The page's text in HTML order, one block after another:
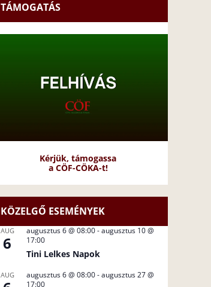
TÁMOGATÁS
Kérjük, támogassa
a CÖF-CÖKA-t!
KÖZELGŐ ESEMÉNYEK
AUG
6
augusztus 6 @ 08:00-augusztus 10 @
17:00
Tini Lelkes Napok
AUG augusztus 6 @ 08:00-augusztus 27 @
17:00